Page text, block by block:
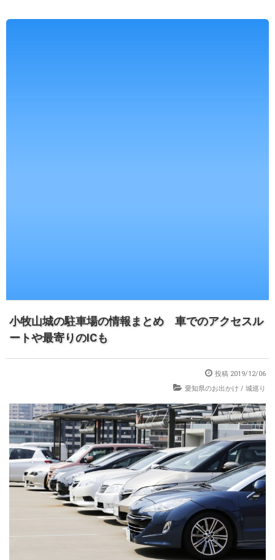
小牧山城の駐車場の情報まとめ 車でのアクセスル
ートや最寄りのICも
投稿 2019/12/06
愛知県のお出かけ / 城巡り